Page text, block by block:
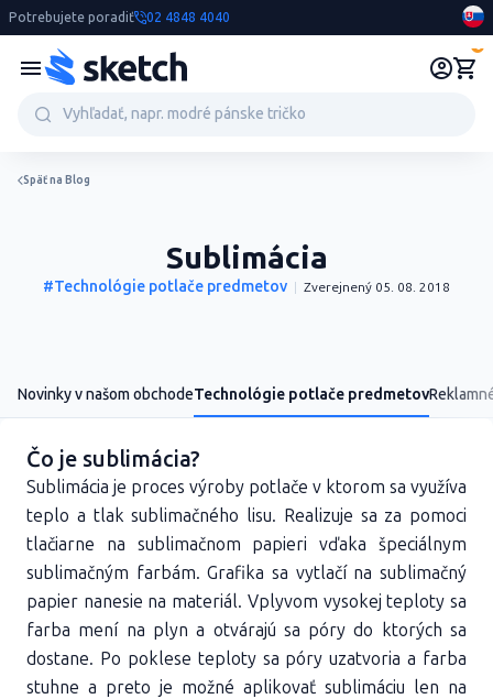
Potrebujete poradiť 02 4848 4040
Späť na Blog
Sublimácia
#Technológie potlače predmetov Zverejnený 05. 08. 2018
Novinky v našom obchodeTechnológie potlače predmetov
Čo je sublimácia?
Sublimácia je proces výroby potlače v ktorom sa využíva
teplo a tlak sublimačného lisu. Realizuje sa za pomoci
tlačiarne na sublimačnom papieri vďaka špeciálnym
sublimačným farbám. Grafika sa vytlačí na sublimačný
papier nanesie na materiál. Vplyvom vysokej teploty sa
farba mení na plyn a otvárajú sa póry do ktorých sa
dostane. Po poklese teploty sa póry uzatvoria a farba
stuhne a preto je možné aplikovať sublimáciu len na